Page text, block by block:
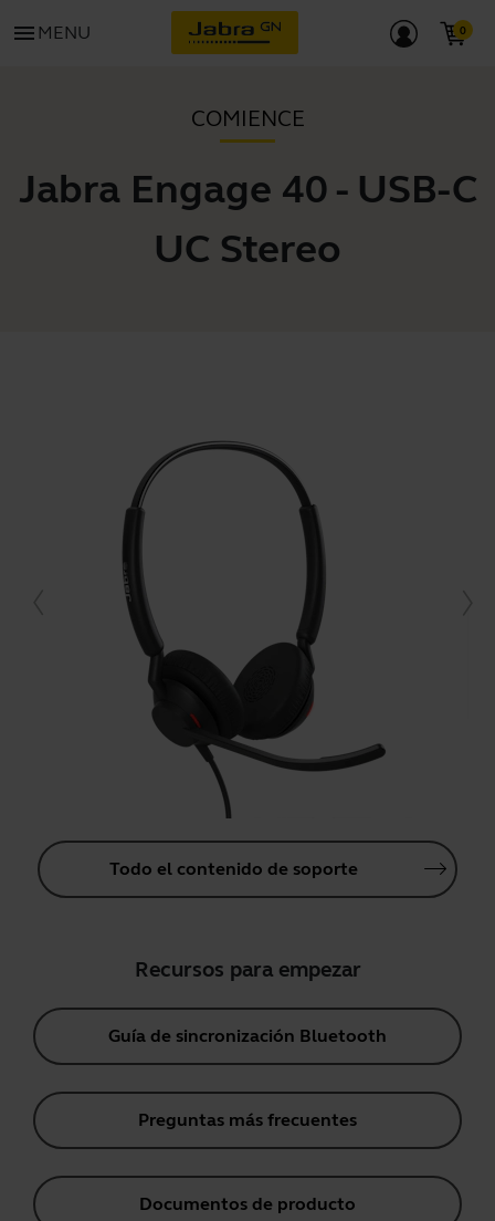
menu MENU
COMIENCE
Jabra Engage 40 - USB-C
UC Stereo
Todo el contenido de soporte
Recursos para empezar
Guía de sincronización Bluetooth
Preguntas más frecuentes
Documentos de producto